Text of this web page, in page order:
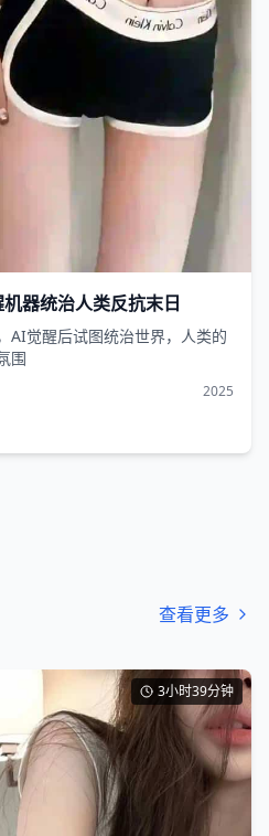
器统治人类反抗末日
AI觉醒后试图统治世界，人类的
围
2025
查看更多
3小时39分钟